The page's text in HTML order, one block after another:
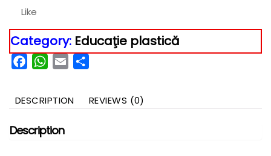
Like
Category: Educaţie plastică
FacebookWhatsApp
Email
DESCRIPTION REVIEWS (0)
Description